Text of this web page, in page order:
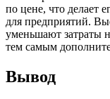
по цене, что делает
для предприятий.
уменьшают затраты
тем самым
Вывод